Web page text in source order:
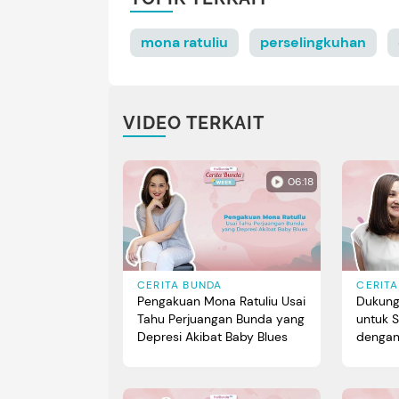
mona ratuliu perselingkuhan
VIDEO TERKAIT
06:18
CERITA BUNDA
Pengakuan Mona Ratuliu Usai
Tahu Perjuangan Bunda yang
Depresi Akibat Baby Blues
untuk